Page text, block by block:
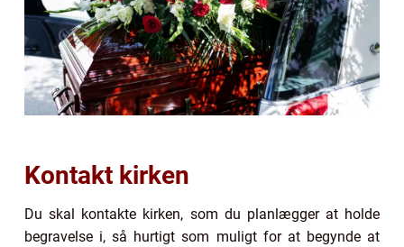
Kontakt kirken
Du skal kontakte kirken, som du planlægger at holde
begravelse i, så hurtigt som muligt for at begynde at